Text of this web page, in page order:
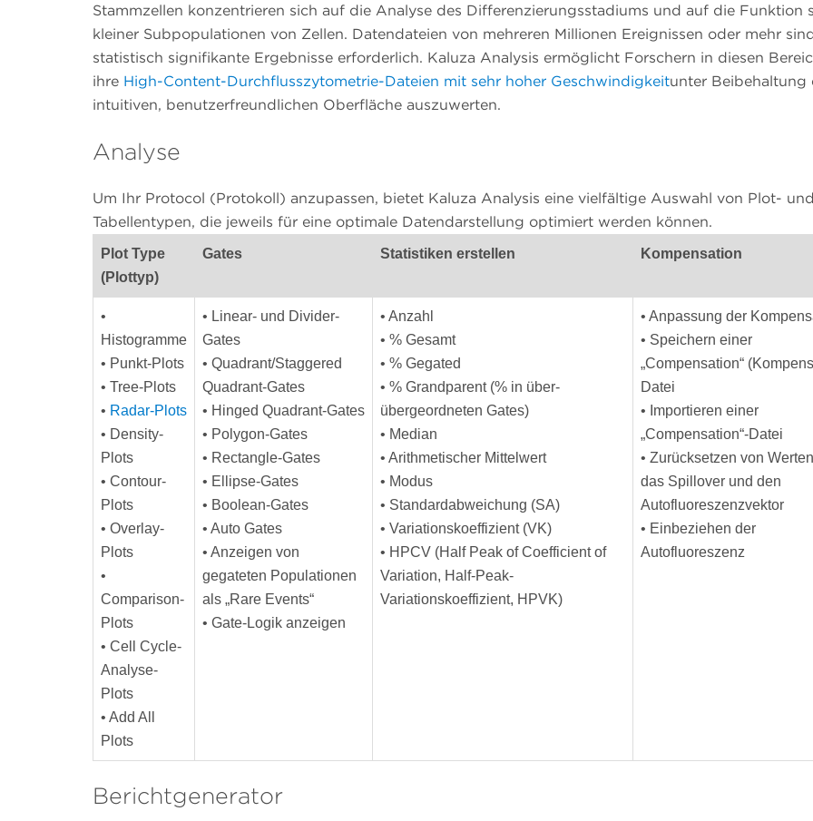
Stammzellen konzentrieren sich auf die Analyse des Differenzierungsstadiums und auf die Funktion
kleiner Subpopulationen von Zellen. Datendateien von mehreren Millionen Ereignissen oder mehr
statistisch signifikante Ergebnisse erforderlich. Kaluza Analysis ermöglicht Forschern in diesen
ihre High-Content-Durchflusszytometrie-Dateien mit sehr hoher Geschwindigkeitunter Beibehaltung
intuitiven, benutzerfreundlichen Oberfläche auszuwerten.
Analyse
Um Ihr Protocol (Protokoll) anzupassen, bietet Kaluza Analysis eine vielfältige Auswahl von Plot-
Tabellentypen, die jeweils für eine optimale Datendarstellung optimiert werden können.
Plot Type
(Plottyp)
Gates Statistiken erstellen Kompensation
•
Histogramme
• Punkt-Plots
• Tree-Plots
• Radar-Plots
• Density-
Plots
• Contour-
Plots
• Overlay-
Plots
•
Comparison-
Plots
• Cell Cycle-
Analyse-
Plots
• Add All
Plots
• Linear- und Divider-
Gates
• Quadrant/Staggered
Quadrant-Gates
• Hinged Quadrant-Gates
• Polygon-Gates
• Rectangle-Gates
• Ellipse-Gates
• Boolean-Gates
• Auto Gates
• Anzeigen von
gegateten Populationen
als „Rare Events“
• Gate-Logik anzeigen
• Anzahl
• % Gesamt
• % Gegated
• % Grandparent (% in über-
übergeordneten Gates)
• Median
• Arithmetischer Mittelwert
• Modus
• Standardabweichung (SA)
• Variationskoeffizient (VK)
• HPCV (Half Peak of Coefficient of
Variation, Half-Peak-
Variationskoeffizient, HPVK)
• Anpassung der
• Speichern einer
„Compensation“
Datei
• Importieren einer
„Compensation“-Datei
• Zurücksetzen von
das Spillover und den
Autofluoreszenzvektor
• Einbeziehen der
Autofluoreszenz
Berichtgenerator